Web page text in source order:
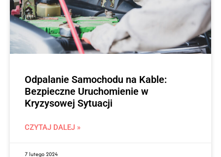
Odpalanie Samochodu na Kable:
Bezpieczne Uruchomienie w
Kryzysowej Sytuacji
CZYTAJ DALEJ »
7 lutego 2024